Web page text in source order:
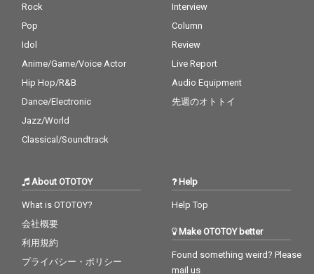
本作の核となる要素の
本作の核となる要素の
ひとつであり、日本的
している。
Rock
Pop
Idol
Anime/Game/Voice Actor
Hip Hop/R&B
Dance/Electronic
Jazz/World
Classical/Soundtrack
Interview
Column
Review
Live Report
Audio Equipment
先週のオトトイ
About OTOTOY
What is OTOTOY?
会社概要
利用規約
プライバシー・ポリシー
Help
Help Top
Make OTOTOY better
Found something weird? Please
mail us